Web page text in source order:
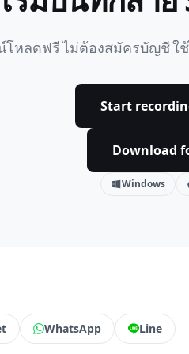
โหลดฟรี ไม่ต้องสมัครบัญชี ใ
Start
Download
Windows
WhatsApp Line